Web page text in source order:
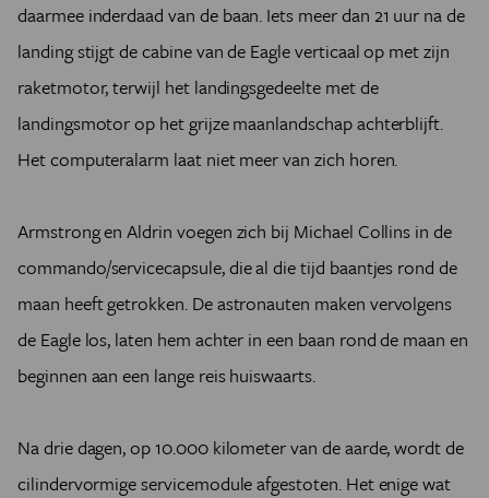
daarmee inderdaad van de baan. Iets meer dan 21 uur na de
landing stijgt de cabine van de Eagle verticaal op met zijn
raketmotor, terwijl het landingsgedeelte met de
landingsmotor op het grijze maanlandschap achterblijft.
Het computeralarm laat niet meer van zich horen.
Armstrong en Aldrin voegen zich bij Michael Collins in de
commando/servicecapsule, die al die tijd baantjes rond de
maan heeft getrokken. De astronauten maken vervolgens
de Eagle los, laten hem achter in een baan rond de maan en
beginnen aan een lange reis huiswaarts.
Na drie dagen, op 10.000 kilometer van de aarde, wordt de
cilindervormige servicemodule afgestoten. Het enige wat